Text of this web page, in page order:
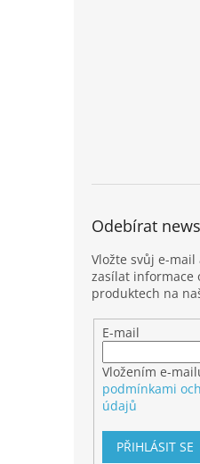
Odebírat
Vložte svůj e-
zasílat informace
produktech na
E-mail
Vložením e-
podmínkami
údajů
PŘIHLÁSIT SE